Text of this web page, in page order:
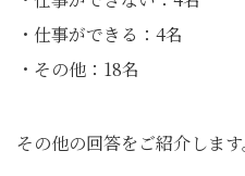
・仕事ができる：4名
・その他：18名
その他の回答をご紹介します